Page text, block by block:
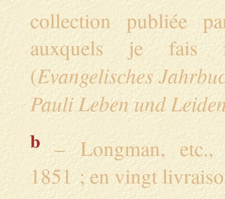
collection publiée
auxquels je fais
(Evangelisches
Pauli Leben und
b– Longman, etc.,
1851 ; en vingt